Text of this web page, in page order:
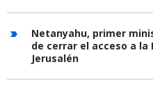
Netanyahu, primer
de cerrar el acceso a la
Jerusalén